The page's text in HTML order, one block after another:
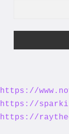
https://
https://
https://